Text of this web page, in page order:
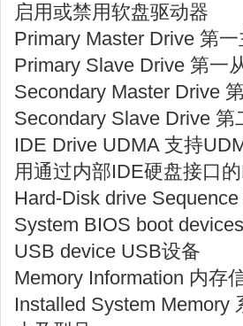
启用或禁用软盘驱动器
Primary Master Drive 第
Primary Slave Drive 第一
Secondary Master Drive
Secondary Slave Drive 第
IDE Drive UDMA 支持
用通过内部IDE硬盘接口的
Hard-Disk drive
System BIOS boot
USB device USB设备
Memory Information 内存
Installed System Memory